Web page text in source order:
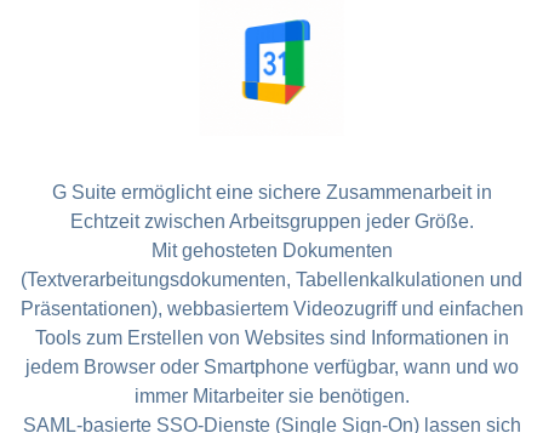
G Suite ermöglicht eine sichere Zusammenarbeit in
Echtzeit zwischen Arbeitsgruppen jeder Größe.
Mit gehosteten Dokumenten
(Textverarbeitungsdokumenten, Tabellenkalkulationen und
Präsentationen), webbasiertem Videozugriff und einfachen
Tools zum Erstellen von Websites sind Informationen in
jedem Browser oder Smartphone verfügbar, wann und wo
immer Mitarbeiter sie benötigen.
SAML-basierte SSO-Dienste (Single Sign-On) lassen sich